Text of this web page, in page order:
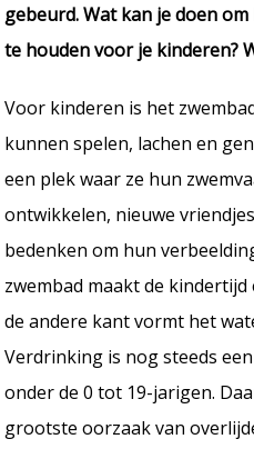
gebeurd. Wat kan je doen
te houden voor je kinderen?
Voor kinderen is het
kunnen spelen, lachen en
een plek waar ze hun
ontwikkelen, nieuwe
bedenken om hun
zwembad maakt de
de andere kant vormt het
Verdrinking is nog steeds
onder de 0 tot 19-jarigen.
grootste oorzaak van